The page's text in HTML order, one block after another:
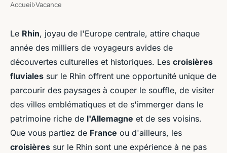
Quels sont les meilleurs
itinéraires pour une croisière
sur le Rhin, Allemagne?
Inès•12 juillet 2024•6 min de lecture
Accueil›Vacance
Le Rhin, joyau de l'Europe centrale, attire chaque
année des milliers de voyageurs avides de
découvertes culturelles et historiques. Les croisières
fluviales sur le Rhin offrent une opportunité unique de
parcourir des paysages à couper le souffle, de visiter
des villes emblématiques et de s'immerger dans le
patrimoine riche de l'Allemagne et de ses voisins.
Que vous partiez de France ou d'ailleurs, les
croisières sur le Rhin sont une expérience à ne pas